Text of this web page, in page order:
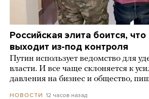
Российская элита боится,
выходит из-под контроля
Путин использует ведомство для
власти. И все чаще склоняется к
давления на бизнес и общество,
НОВОСТИ 12 часов назад